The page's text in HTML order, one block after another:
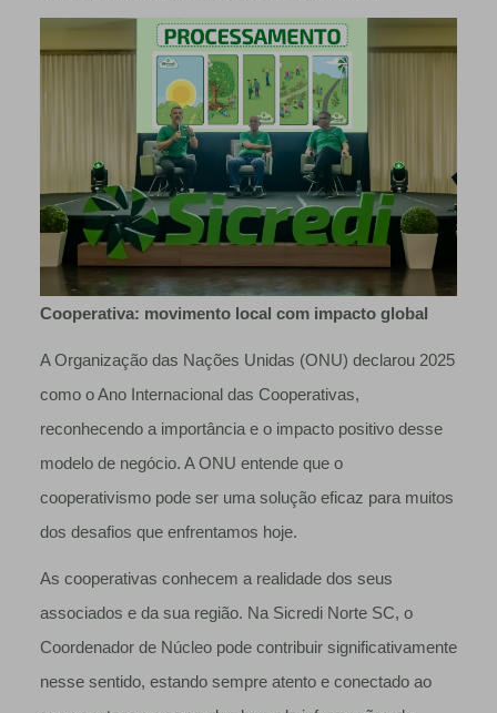
Cooperativa: movimento local com impacto global
A Organização das Nações Unidas (ONU) declarou 2025
como o Ano Internacional das Cooperativas,
reconhecendo a importância e o impacto positivo desse
modelo de negócio. A ONU entende que o
cooperativismo pode ser uma solução eficaz para muitos
dos desafios que enfrentamos hoje.
As cooperativas conhecem a realidade dos seus
associados e da sua região. Na Sicredi Norte SC, o
Coordenador de Núcleo pode contribuir significativamente
nesse sentido, estando sempre atento e conectado ao